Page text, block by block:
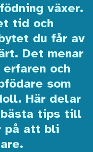
växer.
tid och
du får av
Det menar
och
som
Här delar
bästa tips till
på att bli